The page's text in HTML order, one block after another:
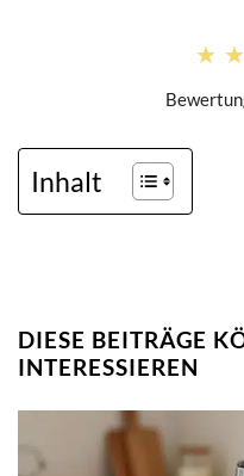
Inhalt
DIESE BEITRÄGE
INTERESSIEREN